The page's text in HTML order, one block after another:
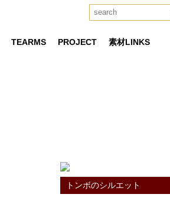
TEARMS PROJECT 素材LINKS
トンボのシルエット